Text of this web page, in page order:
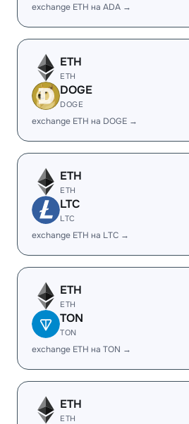
exchange ETH на ADA →
ETH
ETH
DOGE
DOGE
exchange ETH на DOGE →
ETH
ETH
LTC
LTC
exchange ETH на LTC →
ETH
ETH
TON
TON
exchange ETH на TON →
ETH
ETH